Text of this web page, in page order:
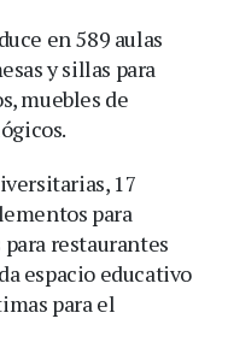
en 589 aulas
y sillas para
muebles de
17
para
restaurantes
espacio educativo
para el